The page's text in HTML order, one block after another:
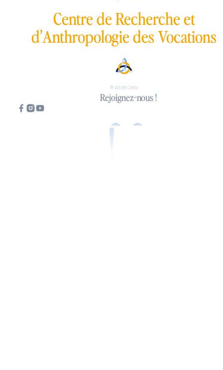
Centre de Recherche et
d’Anthropologie des Vocations
© 2026 CRAV
Rejoignez-nous !
Tous appelés
!